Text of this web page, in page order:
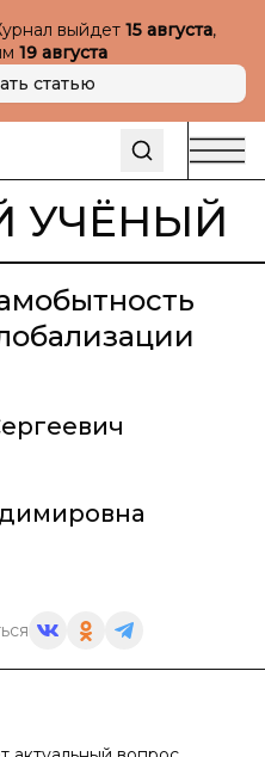
выйдет 15 августа,
19 августа
статью
УЧЁНЫЙ